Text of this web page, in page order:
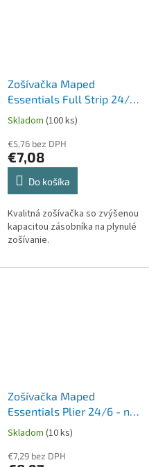
Zošívačka Maped
Essentials Full Strip 24/6
- na 20 alebo 25 listov
Skladom (100 ks)
€5,76 bez DPH
€7,08
Do košíka
Kvalitná zošívačka so zvýšenou
kapacitou zásobníka na plynulé
zošívanie.
Zošívačka Maped
Essentials Plier 24/6 - na
20 alebo 25 listov
Skladom (10 ks)
€7,29 bez DPH